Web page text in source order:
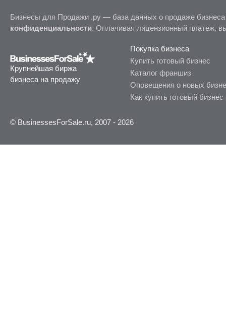
Бизнесы для Продажи .ру — база данных о продаже
конфиденциальности. Оплачивая лицензионный платеж,
Крупнейшая биржа
бизнеса на продажу
Покупка бизнеса
Купить готовый бизнес
Каталог франшиз
Оповещения о новых
Как купить готовый бизнес
© BusinessesForSale.ru, 2007 - 2026